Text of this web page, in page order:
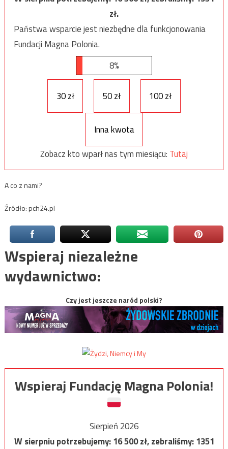
zł.
Państwa wsparcie jest niezbędne dla funkcjonowania
Fundacji Magna Polonia.
8%
30 zł 50 zł 100 zł
Inna kwota
Zobacz kto wparł nas tym miesiącu: Tutaj
A co z nami?
Źródło: pch24.pl
Wspieraj niezależne
wydawnictwo:
Czy jest jeszcze naród polski?
Wspieraj Fundację Magna Polonia!
Sierpień 2026
W sierpniu potrzebujemy:16 500zł, zebraliśmy:1351